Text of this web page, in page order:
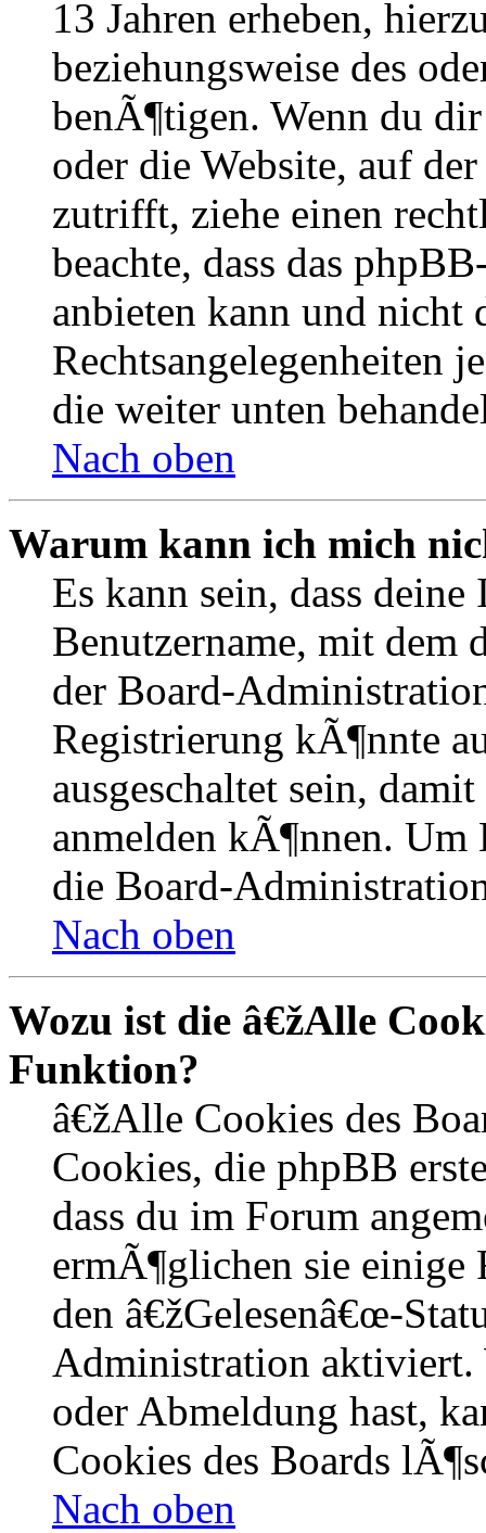
13 Jahren erheben,
beziehungsweise des
benÃ¶tigen. Wenn du
oder die Website, auf
zutrifft, ziehe einen
beachte, dass das
anbieten kann und
Rechtsangelegenheiten
die weiter unten
Nach oben
Warum kann ich mich
Es kann sein, dass
Benutzername, mit dem
der Board-
Registrierung kÃ¶nnte
ausgeschaltet sein,
anmelden kÃ¶nnen.
die Board-
Nach oben
Wozu ist die â€žAlle
Funktion?
â€žAlle Cookies des
Cookies, die phpBB
dass du im Forum
ermÃ¶glichen sie einige
den â€žGelesenâ€œ-
Administration aktiviert.
oder Abmeldung hast,
Cookies des Boards
Nach oben